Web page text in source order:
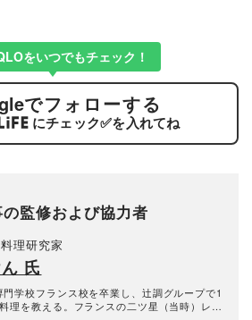
をいつでもチェック！
でフォローする
にチェック✅を入れてね
監修および協力者
理研究家
氏
門学校フランス校を卒業し、辻調グループで1
理を教える。フランスの二ツ星（当時）レス